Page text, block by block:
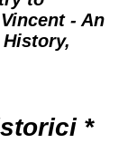
- An
*